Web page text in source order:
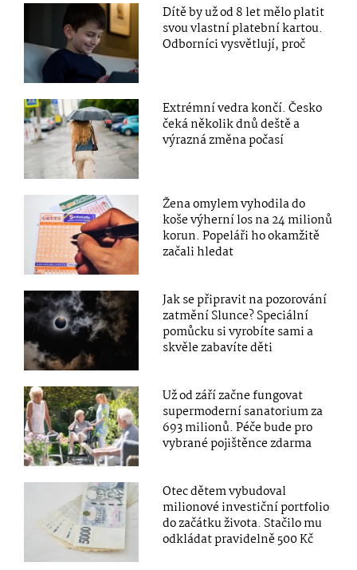
Dítě by už od 8 let mělo platit
svou vlastní platební kartou.
Odborníci vysvětlují, proč
Extrémní vedra končí. Česko
čeká několik dnů deště a
výrazná změna počasí
Žena omylem vyhodila do
koše výherní los na 24 milionů
korun. Popeláři ho okamžitě
začali hledat
Jak se připravit na pozorování
zatmění Slunce? Speciální
pomůcku si vyrobíte sami a
skvěle zabavíte děti
Už od září začne fungovat
supermoderní sanatorium za
693 milionů. Péče bude pro
vybrané pojištěnce zdarma
Otec dětem vybudoval
milionové investiční portfolio
do začátku života. Stačilo mu
odkládat pravidelně 500 Kč